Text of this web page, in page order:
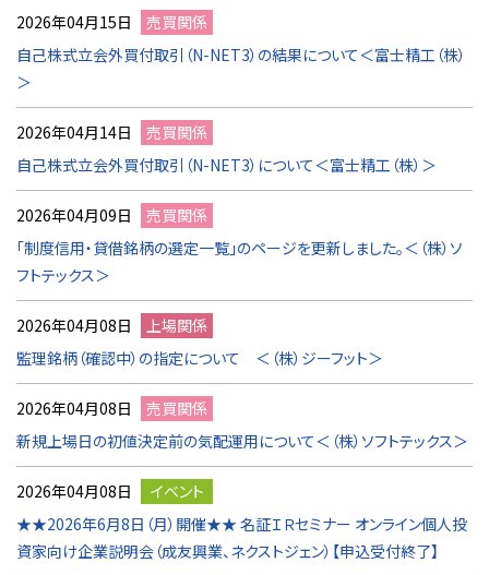
2026年04月15日
売買関係
自己株式立会外買付取引（N-NET3）の結果について＜富士精工（株）
＞
2026年04月14日
売買関係
自己株式立会外買付取引（N-NET3）について＜富士精工（株）＞
2026年04月09日
売買関係
「制度信用・貸借銘柄の選定一覧」のページを更新しました。＜（株）ソ
フトテックス＞
2026年04月08日
上場関係
監理銘柄（確認中）の指定について ＜（株）ジーフット＞
2026年04月08日
売買関係
新規上場日の初値決定前の気配運用について＜（株）ソフトテックス＞
2026年04月08日
イベント
★★2026年6月8日（月）開催★★ 名証ＩＲセミナー オンライン個人投
資家向け企業説明会（成友興業、ネクストジェン）【申込受付終了】